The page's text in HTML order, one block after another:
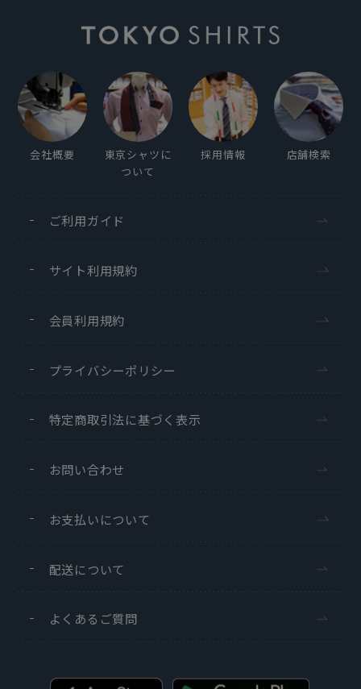
会社概要
東京シャツに
ついて
採用情報 店舗検索
ご利用ガイド
サイト利用規約
会員利用規約
プライバシーポリシー
特定商取引法に基づく表示
お問い合わせ
お支払いについて
配送について
よくあるご質問